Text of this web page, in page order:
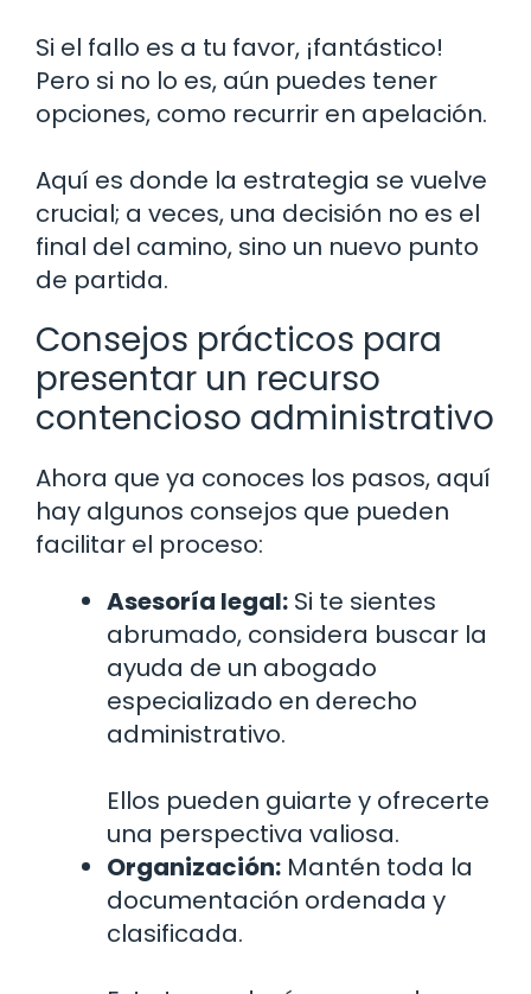
Si el fallo es a tu favor, ¡fantástico!
Pero si no lo es, aún puedes tener
opciones, como recurrir en apelación.
Aquí es donde la estrategia se vuelve
crucial; a veces, una decisión no es el
final del camino, sino un nuevo punto
de partida.
Consejos prácticos para
presentar un recurso
contencioso administrativo
Ahora que ya conoces los pasos, aquí
hay algunos consejos que pueden
facilitar el proceso:
Asesoría legal: Si te sientes
abrumado, considera buscar la
ayuda de un abogado
especializado en derecho
administrativo.
Ellos pueden guiarte y ofrecerte
una perspectiva valiosa.
Organización: Mantén toda la
documentación ordenada y
clasificada.